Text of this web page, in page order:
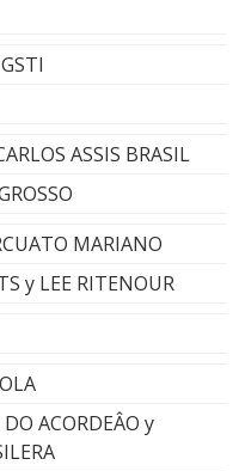
ASSIS BRASIL
MARIANO
y LEE RITENOUR
ACORDEÂO y